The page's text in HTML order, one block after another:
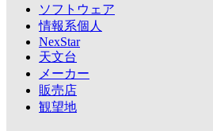
ソフトウェア
情報系個人
NexStar
天文台
メーカー
販売店
観望地